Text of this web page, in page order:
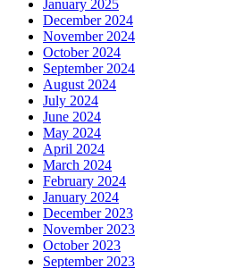
January 2025
December 2024
November 2024
October 2024
September 2024
August 2024
July 2024
June 2024
May 2024
April 2024
March 2024
February 2024
January 2024
December 2023
November 2023
October 2023
September 2023